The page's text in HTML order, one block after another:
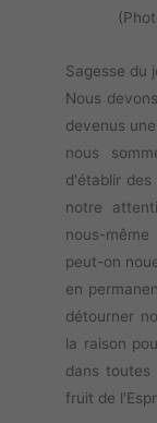
Sagesse
Nous
devenus
nous
d'établir
notre
nous-
peut-on
en
détourner
la raison
dans
fruit de